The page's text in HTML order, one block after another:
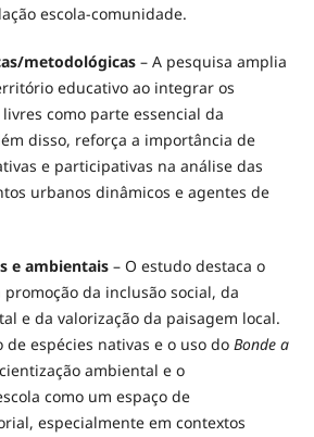
escola-comunidade.
metodológicas– A pesquisa amplia
educativo ao integrar os
como parte essencial da
disso, reforça a importância de
e participativas na análise das
urbanos dinâmicos e agentes de
e ambientais– O estudo destaca o
da inclusão social, da
e da valorização da paisagem local.
de espécies nativas e o uso do Bonde a
ambiental e o
como um espaço de
especialmente em contextos